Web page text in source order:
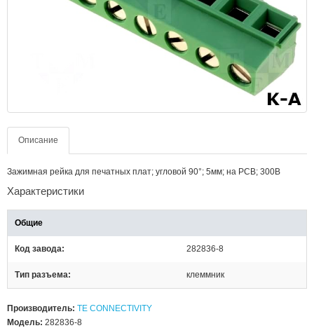
Описание
Зажимная рейка для печатных плат; угловой 90°; 5мм; на PCB; 300В
Характеристики
Общие
Код завода 282836-8
Тип разъема клеммник
Производитель: TE CONNECTIVITY
Модель: 282836-8